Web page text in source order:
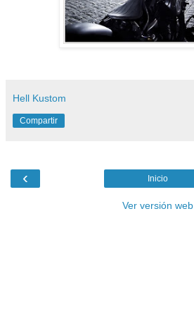
Hell Kustom
Compartir
‹ Inicio
Ver versión web